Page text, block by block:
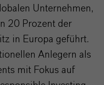
Unternehmen,
20 Prozent der
in Europa geführt.
Anlegern als
mit Fokus auf